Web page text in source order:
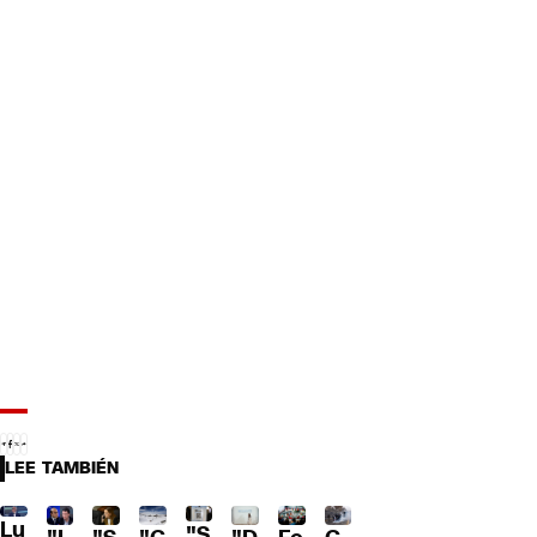
LEE TAMBIÉN
Lu